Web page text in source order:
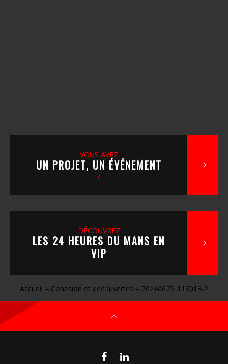
VOUS AVEZ
UN PROJET, UN ÉVÉNEMENT
?
DÉCOUVREZ
LES 24 HEURES DU MANS EN
VIP
Accueil = Cohésion et découvertes = 20240625_113013-2